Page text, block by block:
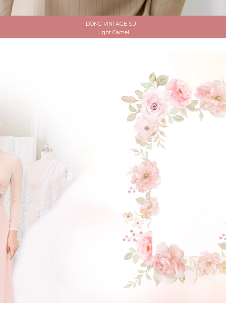
DÒNG VINTAGE SUIT
Light Camel
ĐẶT LỊCH HẸN
GẬT ĐẦU NHÉ NÀNG !
(Click vào đây để He và Nàng có 1 cuộc hẹn nà)